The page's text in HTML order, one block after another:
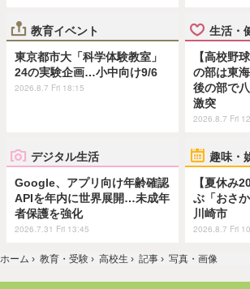
教育イベント
東京都市大「科学体験教室」
24の実験企画…小中向け9/6
2026.8.7 Fri 18:15
生活・
【高校野
の部は東
後の部で
激突
2026.8.7 Fri
デジタル生活
Google、アプリ向け年齢確認
APIを年内に世界展開…未成年
者保護を強化
2026.7.31 Fri 13:45
趣味・
【夏休み
ぶ「おさ
川崎市
2026.8.7 Fri
ホーム › 教育・受験 › 高校生 › 記事 › 写真・画像